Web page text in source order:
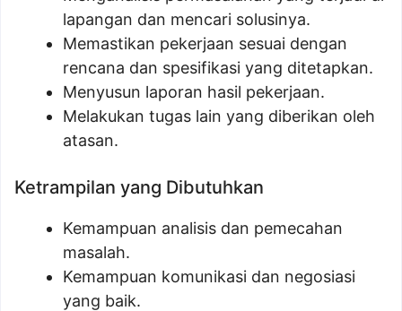
lapangan dan mencari solusinya.
Memastikan pekerjaan sesuai dengan
rencana dan spesifikasi yang ditetapkan.
Menyusun laporan hasil pekerjaan.
Melakukan tugas lain yang diberikan oleh
atasan.
Ketrampilan yang Dibutuhkan
Kemampuan analisis dan pemecahan
masalah.
Kemampuan komunikasi dan negosiasi
yang baik.